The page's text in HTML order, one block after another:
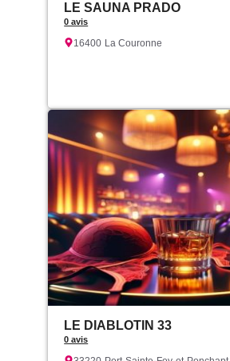
LE SAUNA PRADO
0 avis
16400 La Couronne
LE DIABLOTIN 33
0 avis